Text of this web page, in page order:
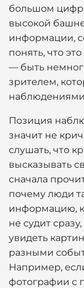
большом
высокой
информации,
понять, что
— быть
зрителем,
Позиция
значит не
слушать, что
высказывать
сначала
почему люди
информацию,
не судит
увидеть
разными
Например,
фотографии с